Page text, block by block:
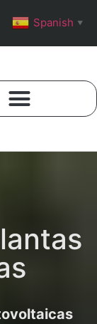
Spanish ▼